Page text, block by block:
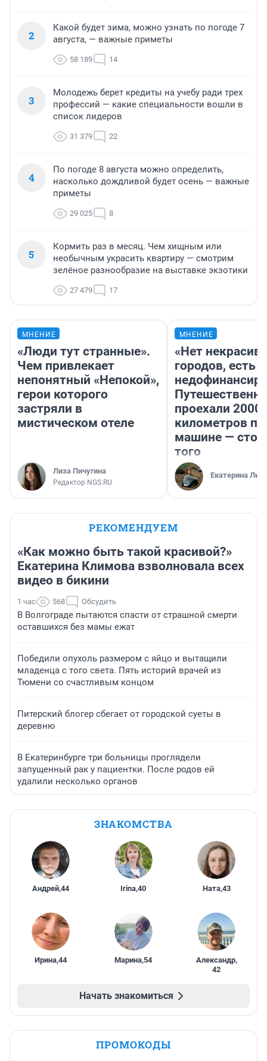
2
Какой будет зима, можно узнать по погоде 7
августа, — важные приметы
58 189 14
3
Молодежь берет кредиты на учебу ради трех
профессий — какие специальности вошли в
список лидеров
31 379 22
4
По погоде 8 августа можно определить,
насколько дождливой будет осень — важные
приметы
29 025 8
5
Кормить раз в месяц. Чем хищным или
необычным украсить квартиру — смотрим
зелёное разнообразие на выставке экзотики
27 479 17
МНЕНИЕ
«Люди тут странные».
Чем привлекает
непонятный «Непокой»,
герои которого
застряли в
мистическом отеле
Лиза Пичугина
Редактор NGS.RU
МНЕНИЕ
«Нет
городов, есть
проехали 2000
километров по
машине —
того
Екатерина
РЕКОМЕНДУЕМ
«Как можно быть такой красивой?»
Екатерина Климова взволновала всех
видео в бикини
1 час 568 Обсудить
В Волгограде пытаются спасти от страшной смерти
оставшихся без мамы ежат
Победили опухоль размером с яйцо и вытащили
младенца с того света. Пять историй врачей из
Тюмени со счастливым концом
Питерский блогер сбегает от городской суеты в
деревню
В Екатеринбурге три больницы проглядели
запущенный рак у пациентки. После родов ей
удалили несколько органов
ЗНАКОМСТВА
Андрей,44 Irina,40 Ната,43
Ирина,44 Марина,54 Александр,
42
Начать знакомиться
ПРОМОКОДЫ